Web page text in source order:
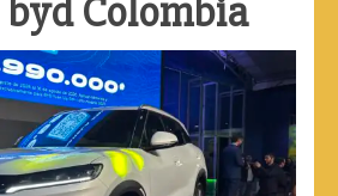
byd Colombia